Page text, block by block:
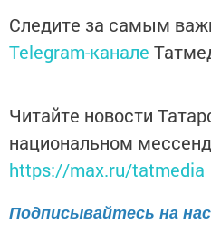
Следите за самым
Telegram-канале
Читайте новости
национальном
https://max.ru/tatmedia
Подписывайтесь на